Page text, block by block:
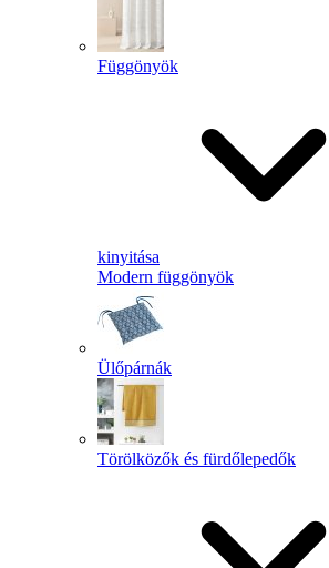
Függönyök
kinyitása
Modern függönyök
Ülőpárnák
Törölközők és fürdőlepedők